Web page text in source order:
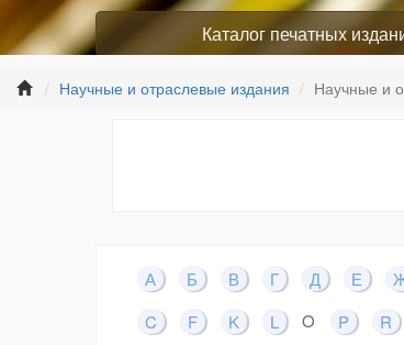
Каталог печатных
Научные и отраслевые издания Научные и
А Б В Г Д Е
C
F K L O P R